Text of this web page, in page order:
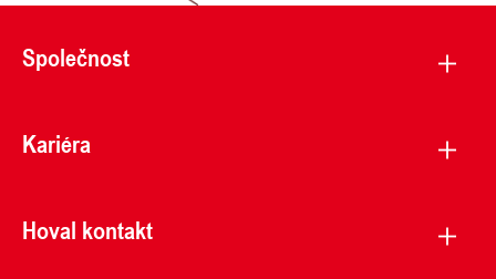
Společnost
Kariéra
Hoval kontakt